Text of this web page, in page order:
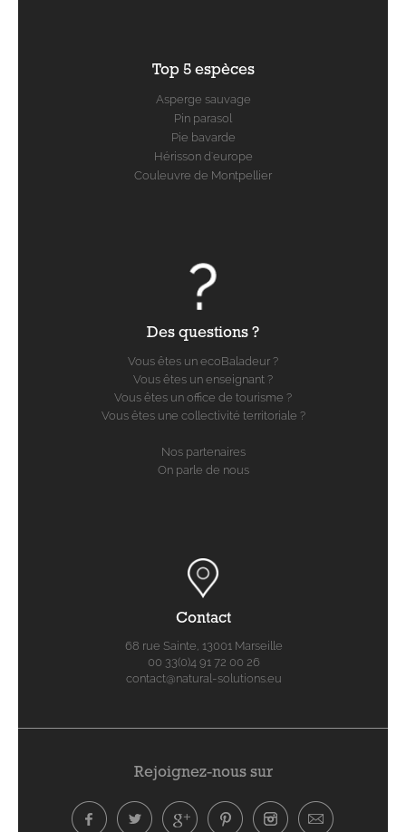
Top 5 espèces
Asperge sauvage
Pin parasol
Pie bavarde
Hérisson d'europe
Couleuvre de Montpellier
Des questions ?
Vous êtes un ecoBaladeur ?
Vous êtes un enseignant ?
Vous êtes un office de tourisme ?
Vous êtes une collectivité territoriale ?
Nos partenaires
On parle de nous
Contact
68 rue Sainte, 13001 Marseille
00 33(0)4 91 72 00 26
contact@natural-solutions.eu
Rejoignez-nous sur